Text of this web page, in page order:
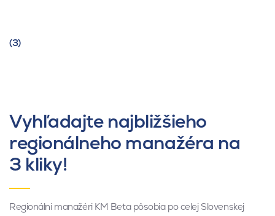
(3)
Vyhľadajte najbližšieho
regionálneho manažéra na
3 kliky!
Regionálni manažéri KM Beta pôsobia po celej Slovenskej